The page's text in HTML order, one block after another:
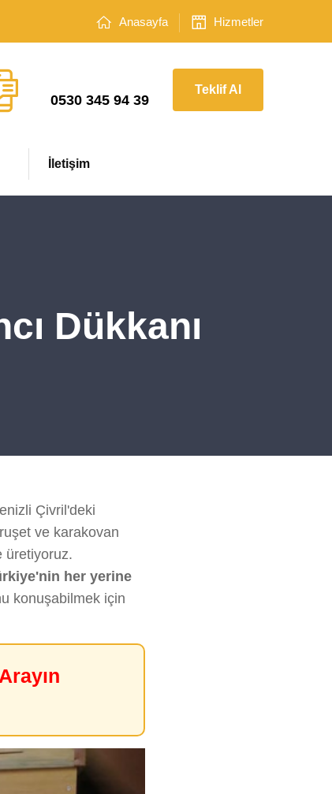
Anasayfa Hizmetler
0530 345 94 39
Teklif Al
İletişim
Dükkanı
Çivril'deki
ve karakovan
üretiyoruz.
her yerine
konuşabilmek için